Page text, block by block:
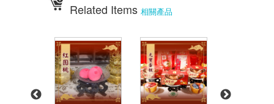
Related Items 相關產品